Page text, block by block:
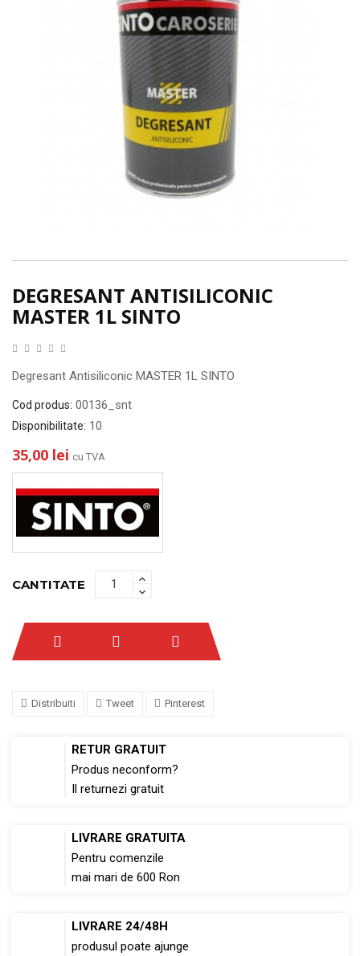
DEGRESANT ANTISILICONIC
MASTER 1L SINTO
Degresant Antisiliconic MASTER 1L SINTO
Cod produs: 00136_snt
Disponibilitate: 10
35,00 lei cu TVA
CANTITATE
Distribuiti Tweet Pinterest
RETUR GRATUIT
Produs neconform?
Il returnezi gratuit
LIVRARE GRATUITA
Pentru comenzile
mai mari de 600 Ron
LIVRARE 24/48H
produsul poate ajunge